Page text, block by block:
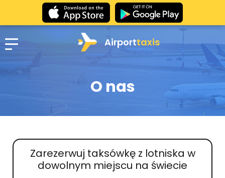
Airporttaxis
O nas
Zarezerwuj taksówkę z lotniska w
dowolnym miejscu na świecie